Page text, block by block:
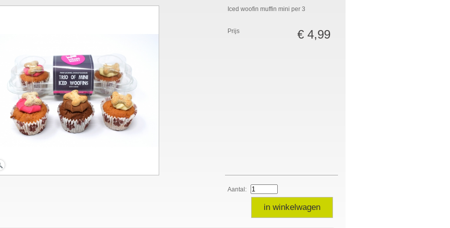
Iced woofin muffin mini per 3
Prijs € 4,99
Aantal:
in winkelwagen